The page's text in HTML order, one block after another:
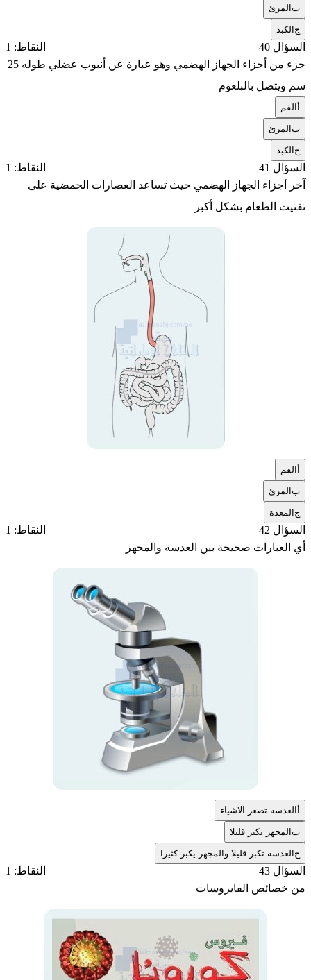
بالمرئ
جالكبد
السؤال 40
النقاط: 1
جزء من أجزاء الجهاز الهضمي وهو عبارة عن أنبوب عضلي طوله 25
سم ويتصل بالبلعوم
الفم
بالمرئ
جالكبد
السؤال 41
النقاط: 1
آخر أجزاء الجهاز الهضمي حيث تساعد العصارات الحمضية على
تفتيت الطعام بشكل أكبر
الفم
بالمرئ
جالمعدة
السؤال 42
النقاط: 1
أي العبارات صحيحة بين العدسة والمجهر
العدسة تصغر الاشياء
بالمجهر يكبر قليلا
جالعدسة تكبر قليلا والمجهر يكبر كثيرا
السؤال 43
النقاط: 1
من خصائص الفايروسات